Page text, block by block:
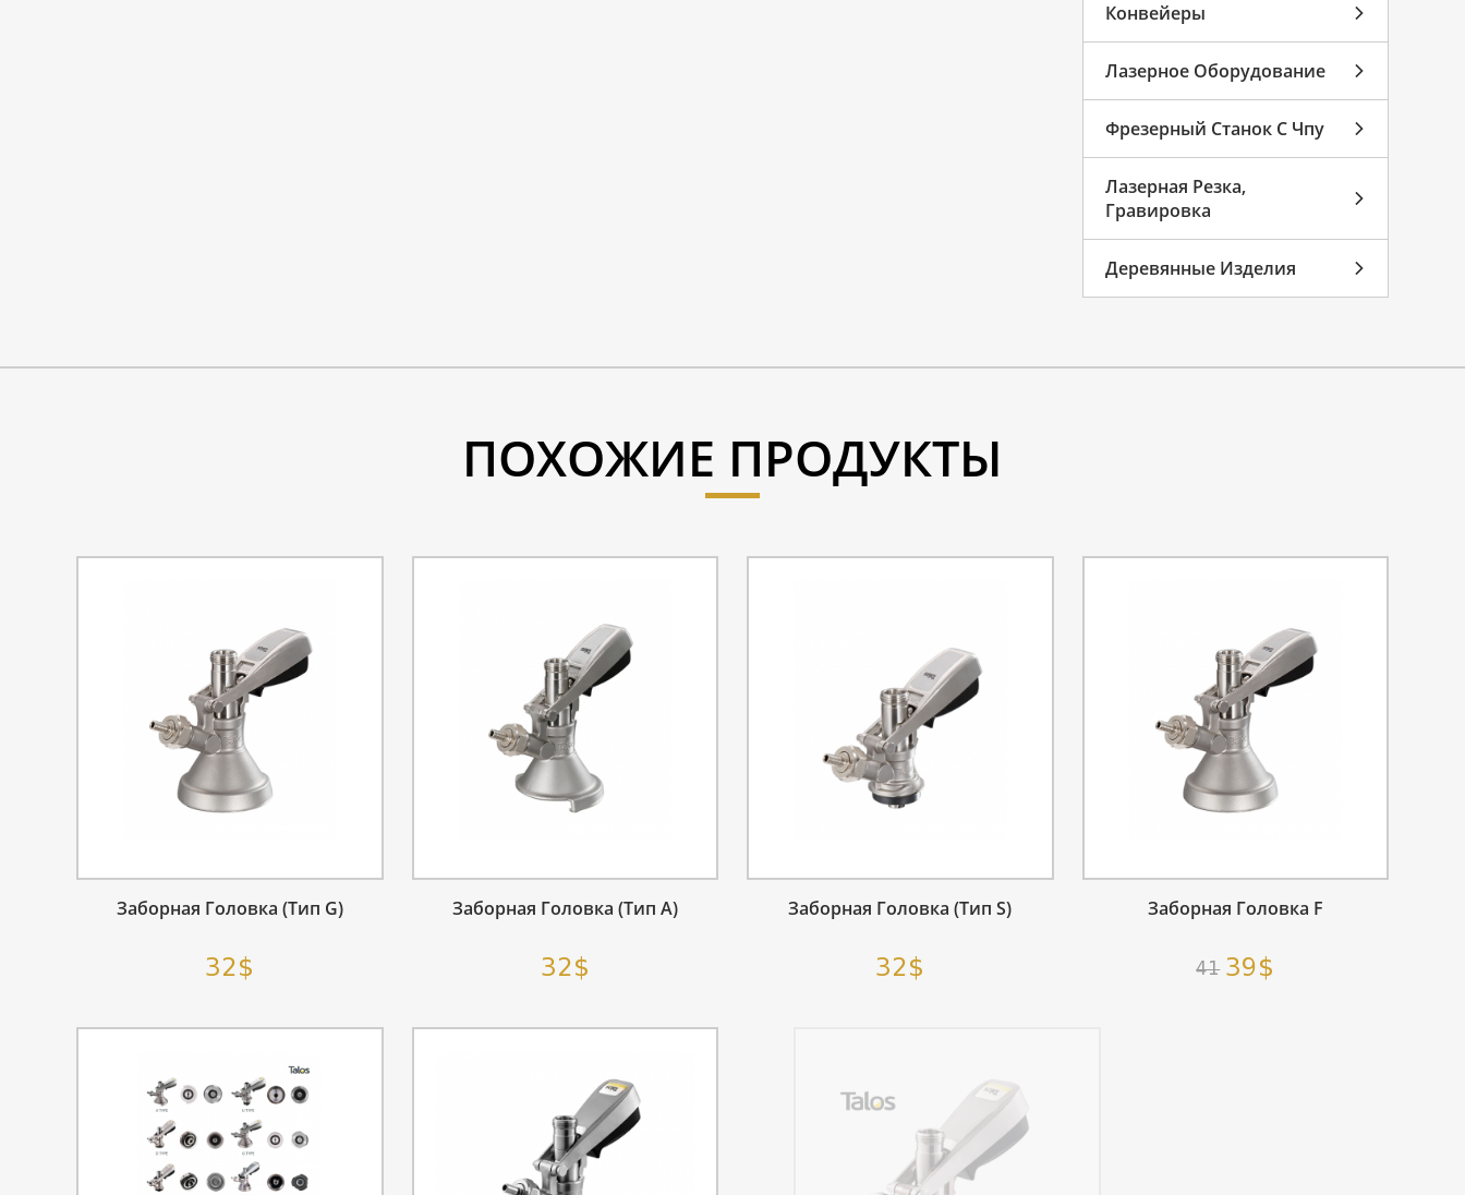
Конвейеры
Лазерное Оборудование
Фрезерный Станок С Чпу
Лазерная Резка,
Гравировка
Деревянные Изделия
ПОХОЖИЕ ПРОДУКТЫ
Заборная Головка (тип G)
32$
Заборная Головка (тип А)
32$
Заборная Головка (тип S)
32$
Заборная Головка F
41 39$